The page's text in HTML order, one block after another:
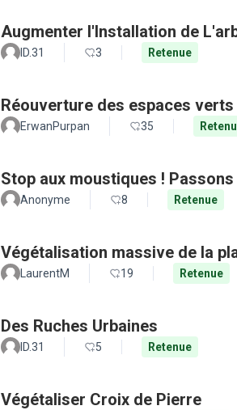
Augmenter l'Installation de
ID.31 3 Retenue
Réouverture des espaces
ErwanPurpan 35
Stop aux moustiques ! Passons
Anonyme 8 Retenue
Végétalisation massive de la
LaurentM 19 Retenue
Des Ruches Urbaines
ID.31 5 Retenue
Végétaliser Croix de Pierre